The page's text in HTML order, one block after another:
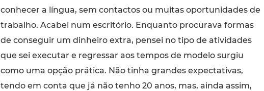
conhecer a língua, sem contactos ou muitas oportunidades de
trabalho. Acabei num escritório. Enquanto procurava formas
de conseguir um dinheiro extra, pensei no tipo de atividades
que sei executar e regressar aos tempos de modelo surgiu
como uma opção prática. Não tinha grandes expectativas,
tendo em conta que já não tenho 20 anos, mas, ainda assim,